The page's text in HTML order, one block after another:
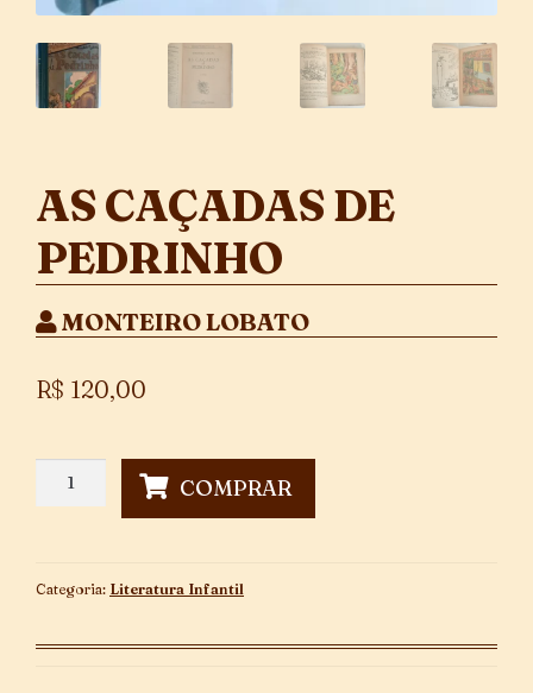
AS CAÇADAS DE
PEDRINHO
MONTEIRO LOBATO
R$ 120,00
COMPRAR
Categoria: Literatura Infantil